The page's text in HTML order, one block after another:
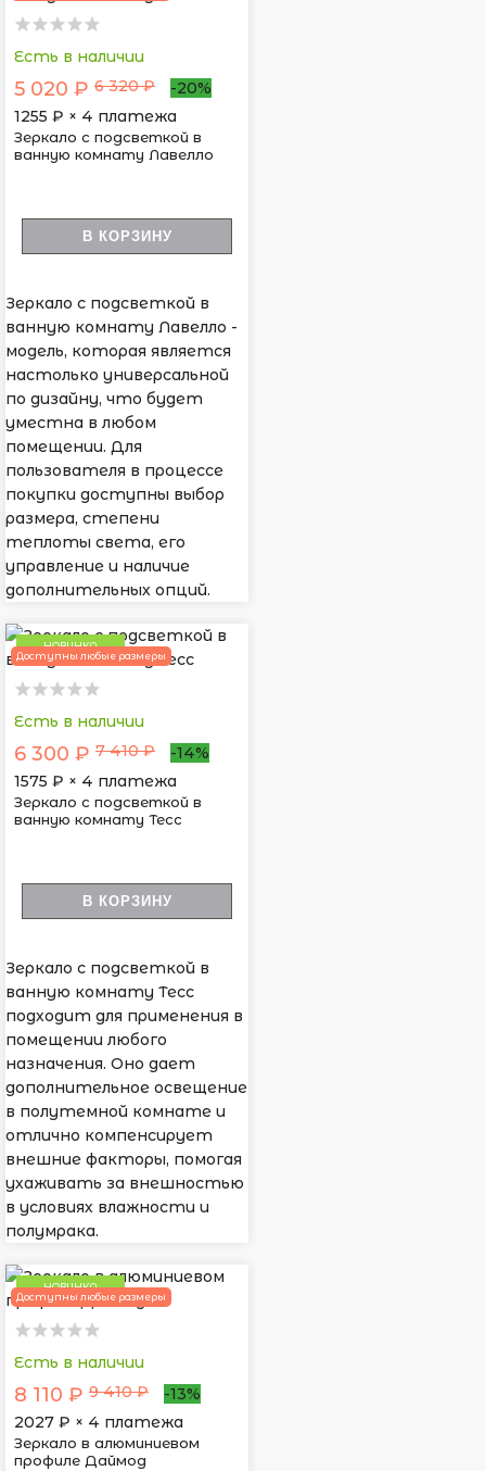
Есть в наличии
5 020 ₽ 6 320 ₽
-20%
1255 ₽ × 4 платежа
Зеркало с подсветкой в
ванную комнату Лавелло
В КОРЗИНУ
Зеркало с подсветкой в
ванную комнату Лавелло -
модель, которая является
настолько универсальной
по дизайну, что будет
уместна в любом
помещении. Для
пользователя в процессе
покупки доступны выбор
размера, степени
теплоты света, его
управление и наличие
дополнительных опций.
НОВИНКА
Доступны любые размеры
Есть в наличии
6 300 ₽ 7 410 ₽
-14%
1575 ₽ × 4 платежа
Зеркало с подсветкой в
ванную комнату Тесс
В КОРЗИНУ
Зеркало с подсветкой в
ванную комнату Тесс
подходит для применения в
помещении любого
назначения. Оно дает
дополнительное освещение
в полутемной комнате и
отлично компенсирует
внешние факторы, помогая
ухаживать за внешностью
в условиях влажности и
полумрака.
НОВИНКА
Доступны любые размеры
Есть в наличии
8 110 ₽ 9 410 ₽
-13%
2027 ₽ × 4 платежа
Зеркало в алюминиевом
профиле Даймод